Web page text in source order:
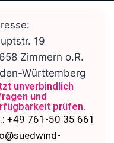
19
Zimmern o.R.
Württemberg
unverbindlich
und
prüfen.
+49 761-50 35 661